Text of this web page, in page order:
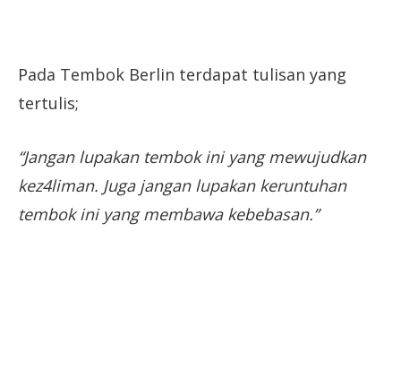
Pada Tembok Berlin terdapat tulisan yang
tertulis;
“Jangan lupakan tembok ini yang mewujudkan
kez4liman. Juga jangan lupakan keruntuhan
tembok ini yang membawa kebebasan.”